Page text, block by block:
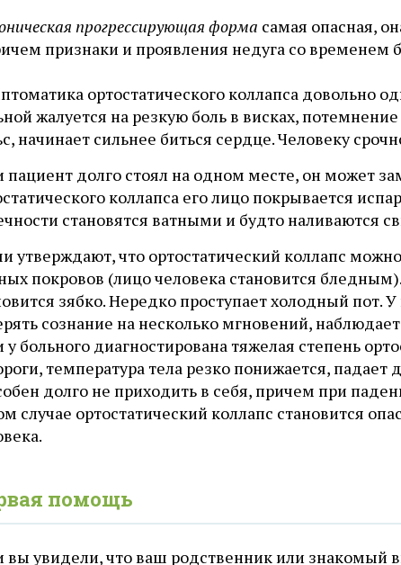
прогрессирующая форма самая опасная,
признаки и проявления недуга со временем
ортостатического коллапса довольно
жалуется на резкую боль в висках,
начинает сильнее биться сердце. Человеку
пациент долго стоял на одном месте, он может
коллапса его лицо покрывается
становятся ватными и будто наливаются
утверждают, что ортостатический коллапс
покровов (лицо человека становится
зябко. Нередко проступает холодный пот.
сознание на несколько мгновений,
у больного диагностирована тяжелая степень
температура тела резко понижается,
долго не приходить в себя, причем при
случае ортостатический коллапс становится
помощь
вы увидели, что ваш родственник или знакомый